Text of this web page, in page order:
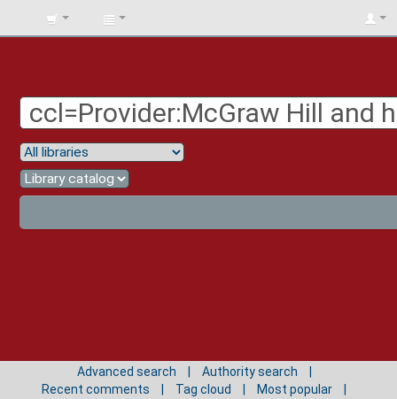
BIBLIOTECA
Advanced search
Authority search
Recent comments
Tag cloud
Most popular